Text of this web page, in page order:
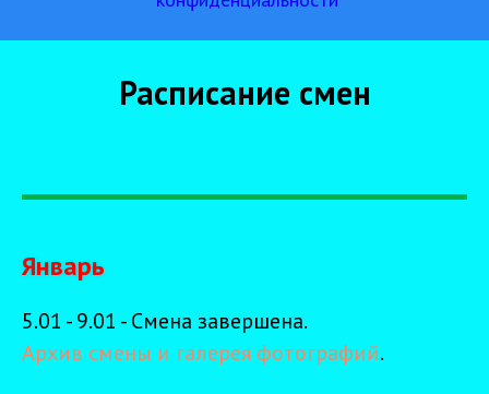
Расписание смен
Январь
5.01 - 9.01 - Смена завершена.
Архив смены и галерея фотографий.